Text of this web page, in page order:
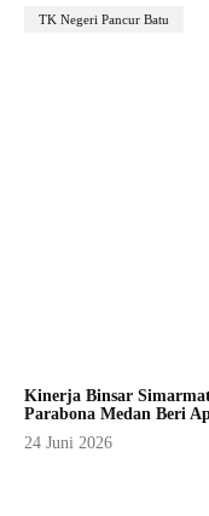
TK Negeri Pancur Batu
Kinerja Binsar
Parabona Medan Beri
24 Juni 2026